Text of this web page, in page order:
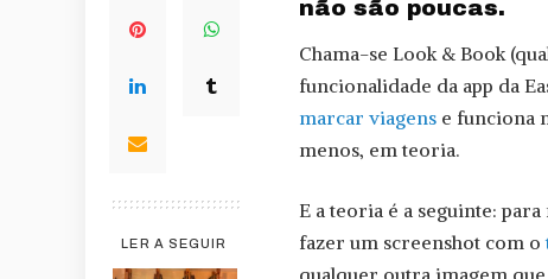
LER A SEGUIR
não são poucas.
Chama-se Look & Book
funcionalidade da app da
marcar viagens e funciona
menos, em teoria.
E a teoria é a seguinte:
fazer um screenshot com o